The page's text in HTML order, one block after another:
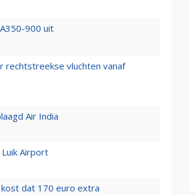
900 uit
rechtstreekse vluchten vanaf
Air India
Airport
kost dat 170 euro extra